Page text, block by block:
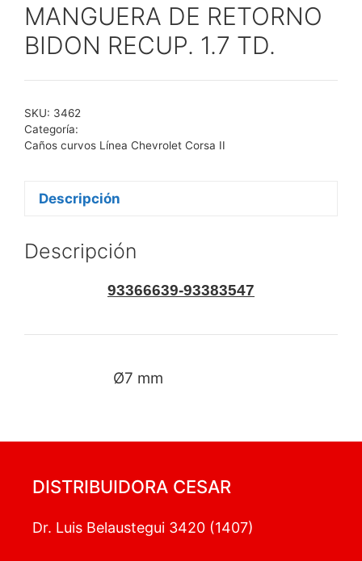
MANGUERA DE RETORNO
BIDON RECUP. 1.7 TD.
SKU: 3462
Categoría:
Caños curvos Línea Chevrolet Corsa II
Descripción
Descripción
93366639-93383547
Ø7 mm
DISTRIBUIDORA CESAR
Dr. Luis Belaustegui 3420 (1407)